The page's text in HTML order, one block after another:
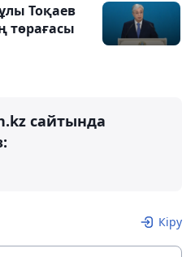
Тоқаев
төрағасы
сайтында
Кіру